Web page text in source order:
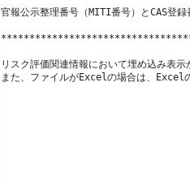
官報公示整理番号（MITI番号）とCAS登
リスク評価関連情報において埋め込み表
また、ファイルがExcelの場合は、Excel